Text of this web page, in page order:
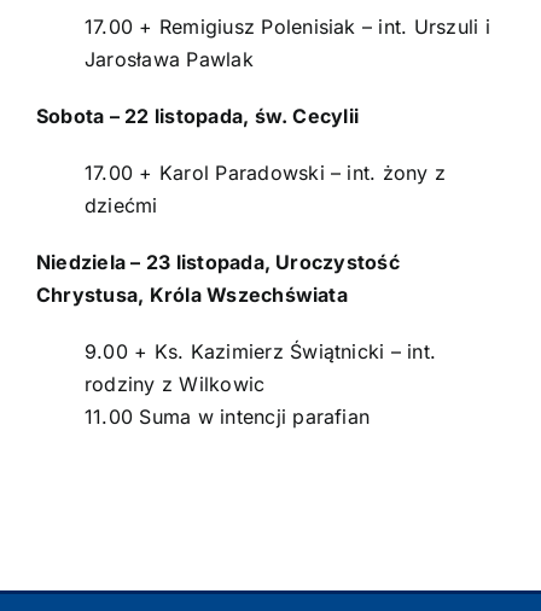
17.00 + Remigiusz Polenisiak – int. Urszuli i
Jarosława Pawlak
Sobota – 22 listopada, św. Cecylii
17.00 + Karol Paradowski – int. żony z
dziećmi
Niedziela – 23 listopada, Uroczystość
Chrystusa, Króla Wszechświata
9.00 + Ks. Kazimierz Świątnicki – int.
rodziny z Wilkowic
11.00 Suma w intencji parafian